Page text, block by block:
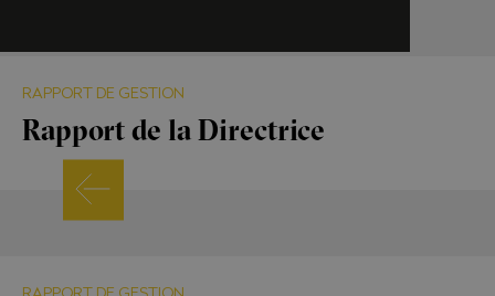
RAPPORT DE GESTION
Rapport de la Directrice